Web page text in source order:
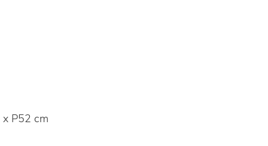
P52 cm